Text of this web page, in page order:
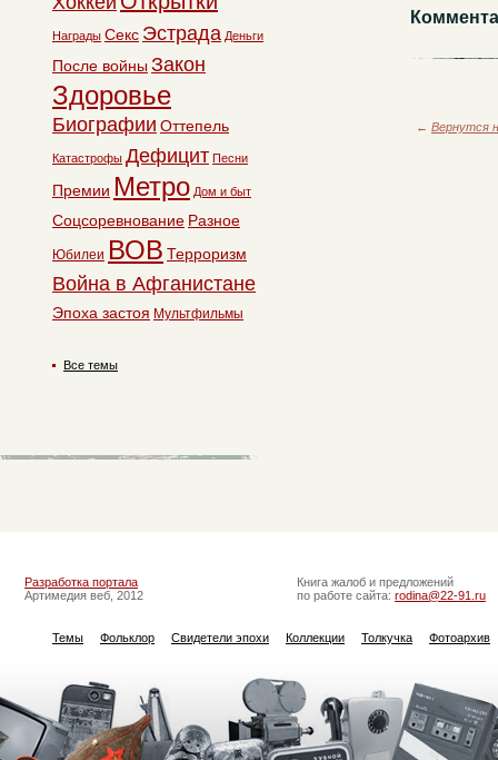
← Вернутся
Награды Секс Эстрада Деньги
После войны Закон
Здоровье
Биографии Оттепель
Катастрофы Дефицит Песни
Премии Метро Дом и быт
Соцсоревнование Разное
Юбилеи ВОВ Терроризм
Война в Афганистане
Эпоха застоя Мультфильмы
Все темы
Разработка портала
Артимедия веб, 2012
Книга жалоб и предложений
по работе сайта: rodina@22-91.ru
Темы Фольклор Свидетели эпохи Коллекции Толкучка Фотоархив